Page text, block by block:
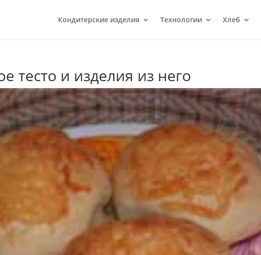
Кондитерcкие изделия Технологии Хлеб
тесто и изделия из него